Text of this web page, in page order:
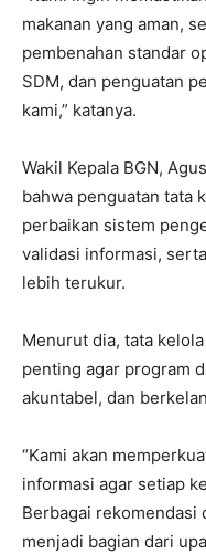
makanan yang aman,
pembenahan standar
SDM, dan penguatan
kami,” katanya.
Wakil Kepala BGN,
bahwa penguatan tata
perbaikan sistem
validasi informasi,
lebih terukur.
Menurut dia, tata
penting agar program
akuntabel, dan
“Kami akan
informasi agar setiap
Berbagai rekomendasi
menjadi bagian dari